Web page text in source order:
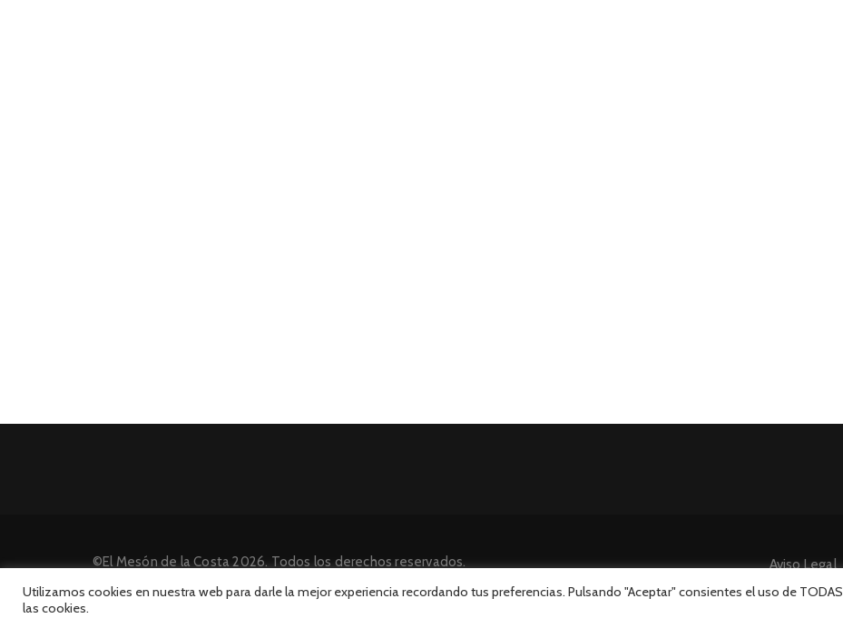
©El Mesón de la Costa 2026. Todos los derechos reservados.
Desarrollado por INFORmedia
Aviso Legal
Utilizamos cookies en nuestra web para darle la mejor experiencia recordando tus preferencias. Pulsando "Aceptar" consientes el uso de TODAS
las cookies.